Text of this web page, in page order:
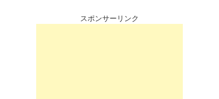
スポンサーリンク